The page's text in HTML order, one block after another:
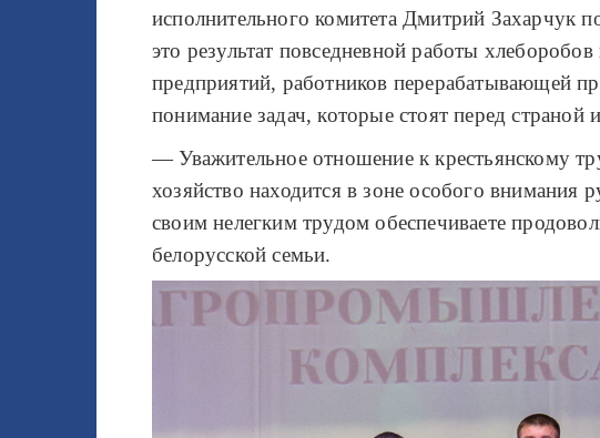
исполнительного комитета Дмитрий
это результат повседневной работы
предприятий, работников перерабатывающей
понимание задач, которые стоят перед
— Уважительное отношение к крестьянскому
хозяйство находится в зоне особого
своим нелегким трудом обеспечиваете
белорусской семьи.